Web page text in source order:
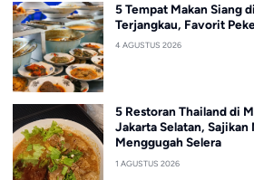
5 Tempat Makan Siang
Terjangkau, Favorit
4 AGUSTUS 2026
5 Restoran Thailand di
Jakarta Selatan,
Menggugah Selera
1 AGUSTUS 2026